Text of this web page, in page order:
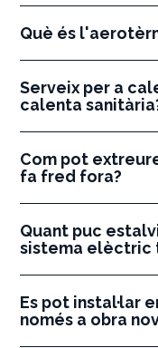
Què és
Serveix per a
calenta
Com pot
fa fred fora?
Quant puc
sistema elèctric
Es pot instal·lar
només a obra